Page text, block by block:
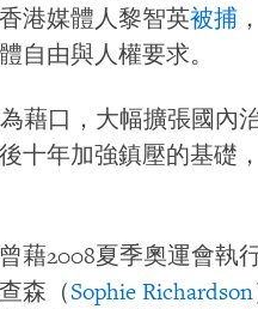
港媒體人黎智英被捕
自由與人權要求。
藉口，大幅擴張國內
十年加強鎮壓的基礎
藉2008夏季奧運會執
森（Sophie Richardson